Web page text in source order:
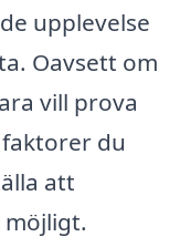
upplevelse
Oavsett om
vill prova
du
att
möjligt.